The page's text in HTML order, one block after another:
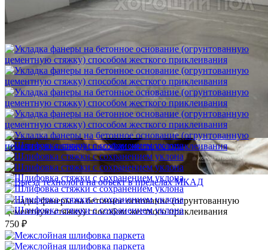
Шлифовка стяжки с сохранением уклона
1 500 ₽
Укладка фанеры на бетонное основание (огрунтованную
цементную стяжку) способом жесткого приклеивания
750 ₽